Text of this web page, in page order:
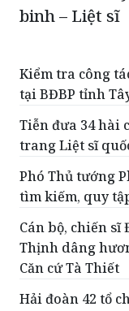
binh – Liệt sĩ
Kiểm tra công
tại BĐBP tỉnh
Tiễn đưa 34 hài
trang Liệt sĩ
Phó Thủ tướng
tìm kiếm, quy
Cán bộ, chiến sĩ
Thịnh dâng
Căn cứ Tà Thiết
Hải đoàn 42 tổ